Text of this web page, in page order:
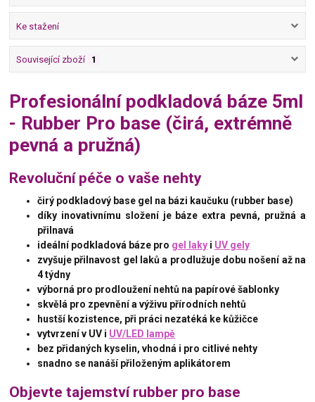
Ke stažení
Související zboží 1
Profesionální podkladová báze 5ml
- Rubber Pro base (čirá, extrémně
pevná a pružná)
Revoluční péče o vaše nehty
čirý podkladový base gel na bázi kaučuku (rubber base)
díky inovativnímu složení je báze extra pevná, pružná a
přilnavá
ideální podkladová báze pro gel laky i UV gely
zvyšuje přilnavost gel laků a prodlužuje dobu nošení až na
4 týdny
výborná pro prodloužení nehtů na papírové šablonky
skvělá pro zpevnění a výživu přírodních nehtů
hustší kozistence, při práci nezatéká ke kůžičce
vytvrzení v UV i UV/LED lampě
bez přidaných kyselin, vhodná i pro citlivé nehty
snadno se nanáší přiloženým aplikátorem
Objevte tajemství rubber pro base